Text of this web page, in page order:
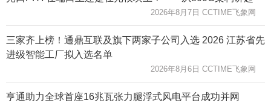
2026年8月7日 CCTIME飞象网
三家齐上榜！通鼎互联及旗下两家子公司入选 2026 江苏省先
进级智能工厂拟入选名单
2026年8月6日 CCTIME飞象网
亨通助力全球首座16兆瓦张力腿浮式风电平台成功并网